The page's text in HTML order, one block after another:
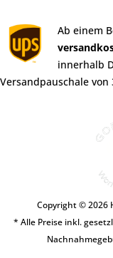
Ab einem
innerhalb
Versandpauschale von
Copyright © 2026
* Alle Preise inkl.